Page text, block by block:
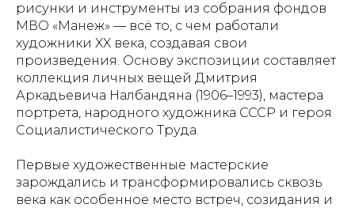
рисунки и инструменты из собрания фондов
МВО «Манеж» — всё то, с чем работали
художники XX века, создавая свои
произведения. Основу экспозиции составляет
коллекция личных вещей Дмитрия
Аркадьевича Налбандяна (1906–1993), мастера
портрета, народного художника СССР и героя
Социалистического Труда.
Первые художественные мастерские
зарождались и трансформировались сквозь
века как особенное место встреч, созидания и